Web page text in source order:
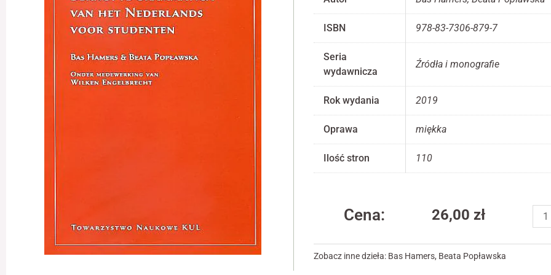
ISBN 978-83-7306-879-7
Seria
wydawnicza
Źródła i monografie
Rok wydania 2019
Oprawa miękka
Ilość stron 110
Cena: 26,00zł
Zobacz inne dzieła: Bas Hamers, Beata Popławska
Te pliki cookie
nie są
one potrzebne
do
funkcjonowania
Statystyka
Abyśmy mogli
funkcjonalność
i strukturę